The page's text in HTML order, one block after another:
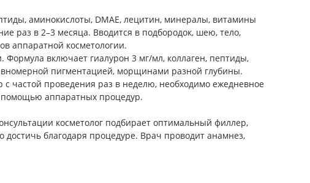
аминокислоты, DMAE, лецитин, минералы, витамины
раз в 2–3 месяца. Вводится в подбородок, шею, тело,
аппаратной косметологии.
Формула включает гиалурон 3 мг/мл, коллаген, пептиды,
пигментацией, морщинами разной глубины.
частой проведения раз в неделю, необходимо ежедневное
помощью аппаратных процедур.
косметолог подбирает оптимальный филлер,
достичь благодаря процедуре. Врач проводит анамнез,